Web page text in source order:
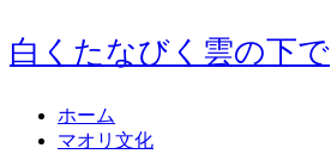
白くたなびく雲の下で
ホーム
マオリ文化